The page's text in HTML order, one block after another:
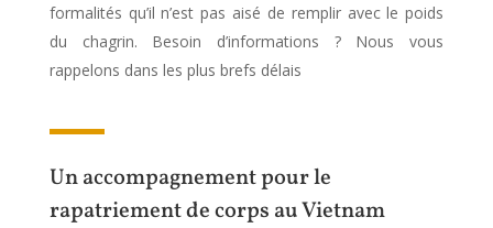
formalités qu’il n’est pas aisé de remplir avec le poids
du chagrin. Besoin d’informations ? Nous vous
rappelons dans les plus brefs délais
Un accompagnement pour le
rapatriement de corps au Vietnam